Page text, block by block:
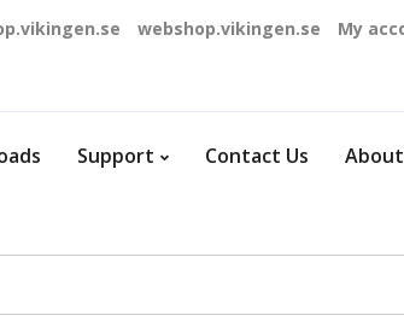
webshop.vikingen.se My
Support Contact Us